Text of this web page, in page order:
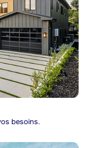
besoins.